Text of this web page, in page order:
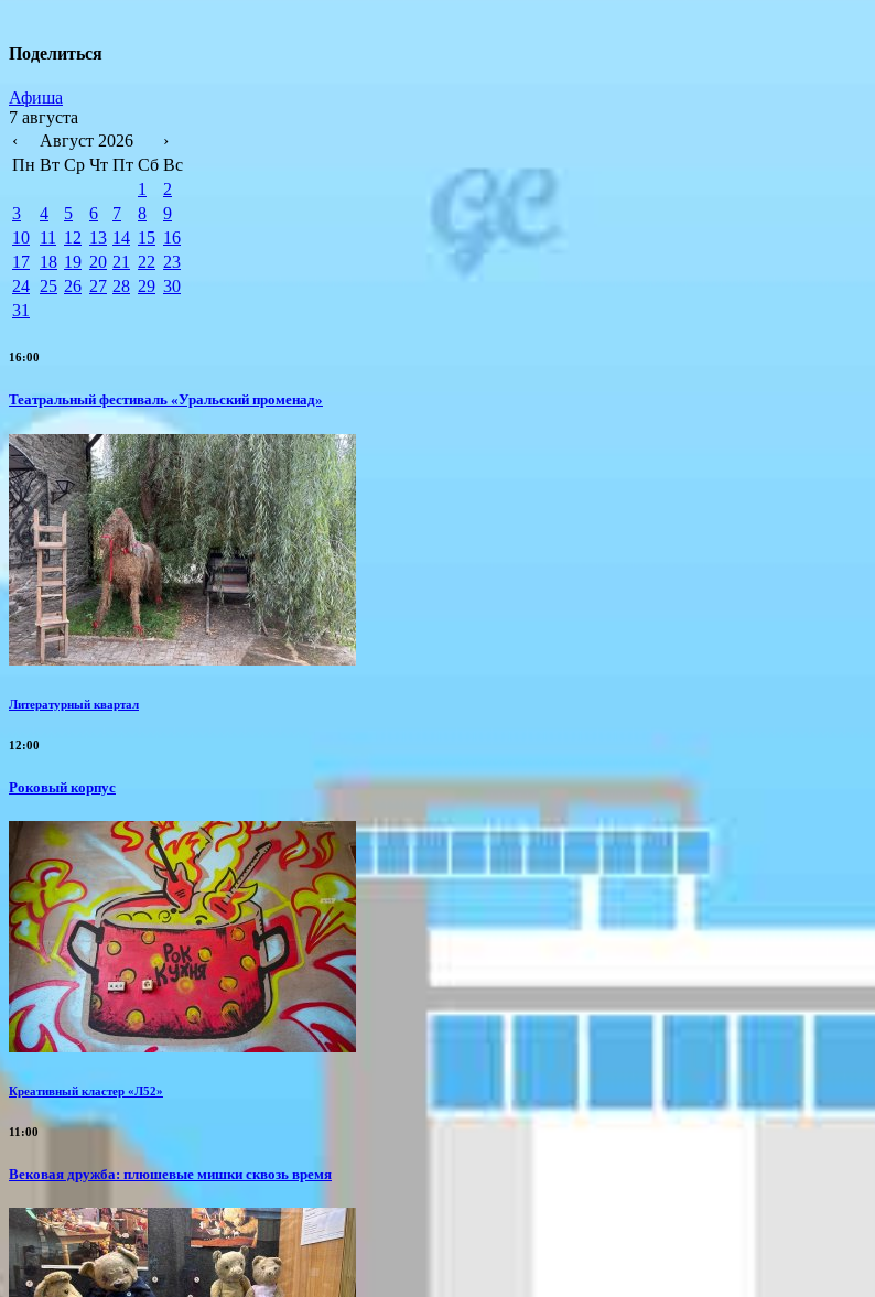
Поделиться
Афиша
7 августа
‹
Август 2026
›
Пн Вт Ср Чт Пт Сб Вс
1
2
3
4 5 6 7 8
9
10 11 12 13 14 15 16
17 18 19 20 21 22 23
24 25 26 27 28 29 30
31
16:00
Театральный фестиваль «Уральский променад»
Литературный квартал
12:00
Роковый корпус
Креативный кластер «Л52»
11:00
Вековая дружба: плюшевые мишки сквозь время